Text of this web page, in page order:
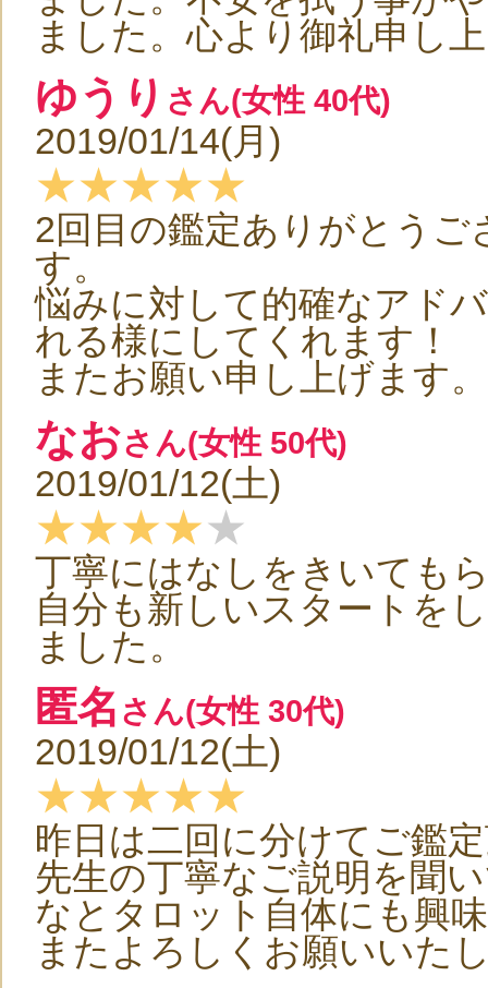
ました。心より御礼申し
ゆうり さん(女性 40代)
2019/01/14(月)
★★★★★
2回目の鑑定ありがとう
す。
悩みに対して的確なアド
れる様にしてくれます！
またお願い申し上げます。
なおさん(女性 50代)
2019/01/12(土)
★★★★★
丁寧にはなしをきいても
自分も新しいスタートを
ました。
匿名 さん(女性 30代)
2019/01/12(土)
★★★★★
昨日は二回に分けてご鑑
先生の丁寧なご説明を聞
なとタロット自体にも興
またよろしくお願いいた